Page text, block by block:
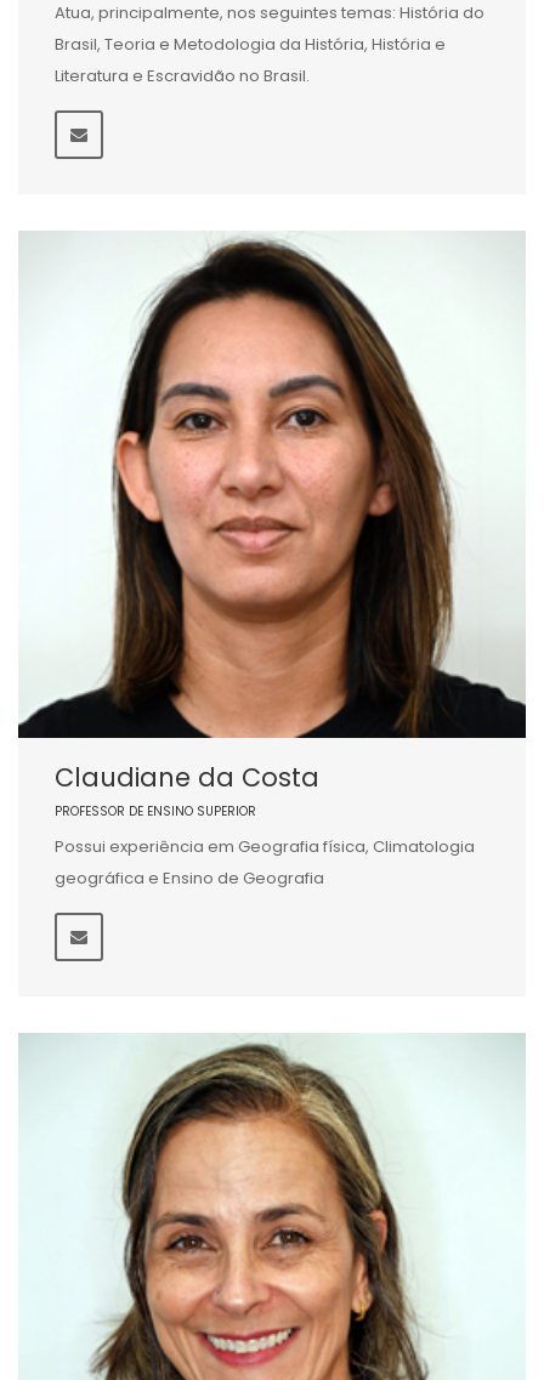
Atua, principalmente, nos seguintes temas: História do
Brasil, Teoria e Metodologia da História, História e
Literatura e Escravidão no Brasil.
Claudiane da Costa
PROFESSOR DE ENSINO SUPERIOR
Possui experiência em Geografia física, Climatologia
geográfica e Ensino de Geografia